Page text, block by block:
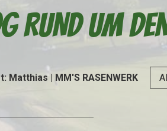
RUND UM
: Matthias | MM'S RASENWERK